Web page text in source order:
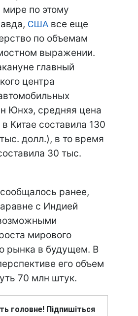
по этому
США все еще
по объемам
выражении.
главный
центра
Юнхэ, средняя цена
Китае составила 130
долл.), в то время
30 тыс.
ранее,
с Индией
мирового
рынка в будущем. В
его объем
70 млн штук.
головне! Підпишіться